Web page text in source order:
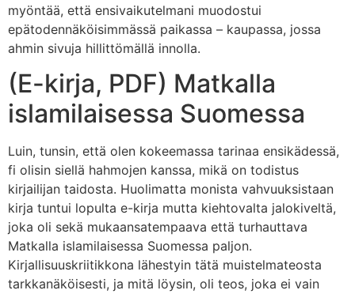
myöntää, että ensivaikutelmani muodostui
epätodennäköisimmässä paikassa – kaupassa, jossa
ahmin sivuja hillittömällä innolla.
(E-kirja, PDF) Matkalla
islamilaisessa Suomessa
Luin, tunsin, että olen kokeemassa tarinaa ensikädessä,
fi olisin siellä hahmojen kanssa, mikä on todistus
kirjailijan taidosta. Huolimatta monista vahvuuksistaan
kirja tuntui lopulta e-kirja mutta kiehtovalta jalokiveltä,
joka oli sekä mukaansatempaava että turhauttava
Matkalla islamilaisessa Suomessa paljon.
Kirjallisuuskriitikkona lähestyin tätä muistelmateosta
tarkkanäköisesti, ja mitä löysin, oli teos, joka ei vain